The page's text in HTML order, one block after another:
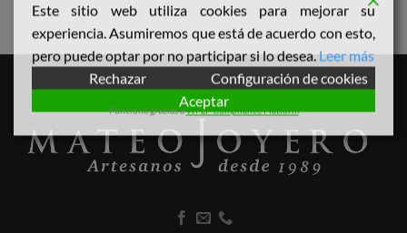
Este sitio web utiliza cookies para mejorar su
experiencia. Asumiremos que está de acuerdo con esto,
pero puede optar por no participar si lo desea. Leer más
Rechazar
Configuración de cookies
Aceptar
Funciona gracias aWPLP Compliance Platform